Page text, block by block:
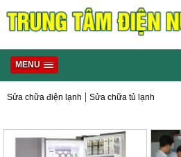
MENU
Sửa chữa điện lạnh | Sửa chữa tủ lạnh